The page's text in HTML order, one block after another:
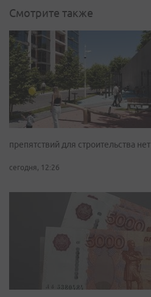
Смотрите также
препятствий для строительства нет
сегодня, 12:26